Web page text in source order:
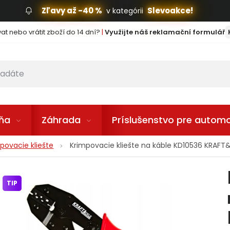
Zľavy až -40 % v kategórii Slevoakce!
nebo vrátit zboží do 14 dní? | Využijte náš reklamační formulář
Záhrada Príslušenstvo pre
kliešte Krimpovacie kliešte na káble KD10536
TIP